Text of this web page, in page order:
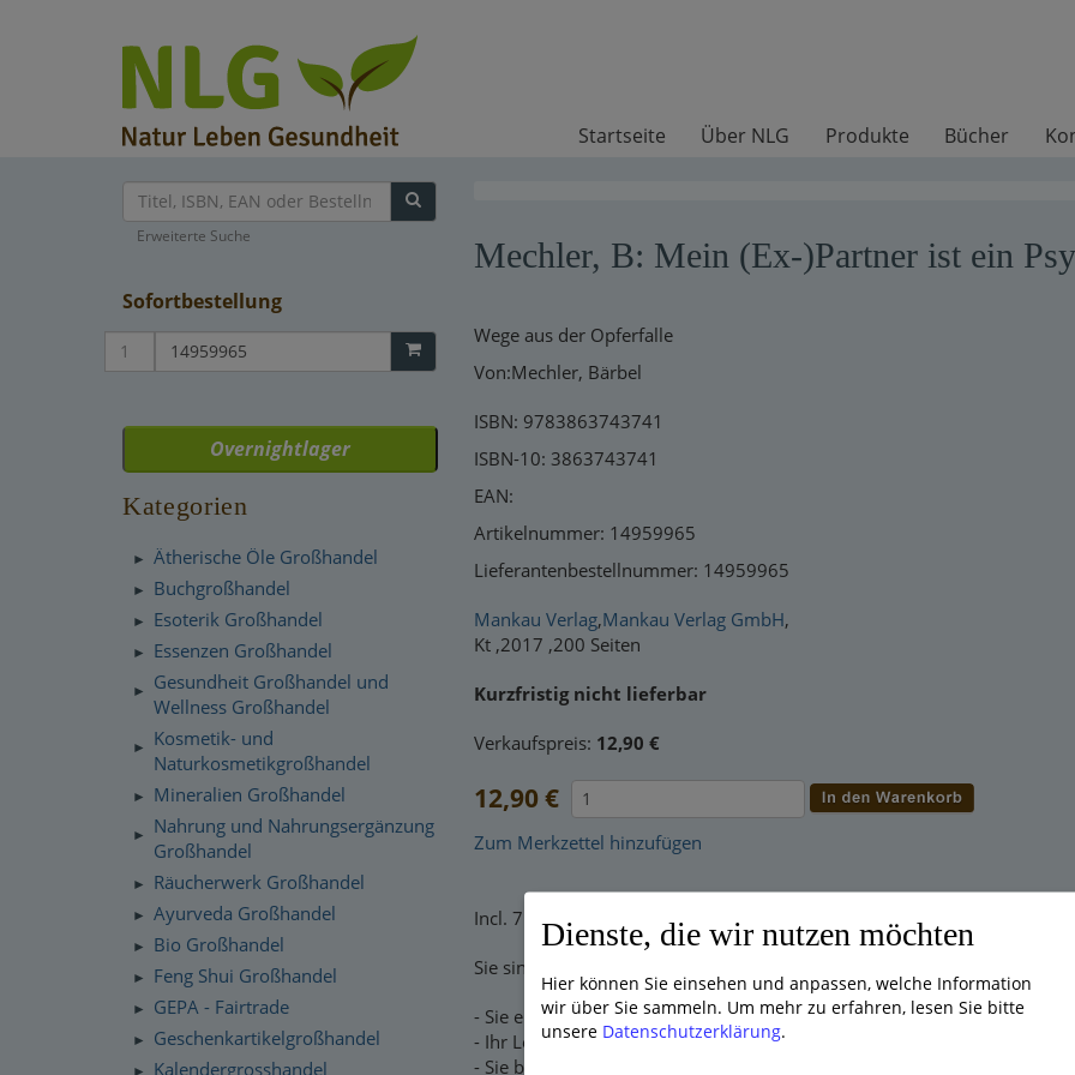
Startseite Über NLG Produkte Bücher
Erweiterte Suche
Sofortbestellung
Overnightlager
Kategorien
► Ätherische Öle Großhandel
► Buchgroßhandel
► Esoterik Großhandel
► Essenzen Großhandel
►
Gesundheit Großhandel und
Wellness Großhandel
►
Kosmetik- und
Naturkosmetikgroßhandel
► Mineralien Großhandel
►
Nahrung und Nahrungsergänzung
Großhandel
► Räucherwerk Großhandel
► Ayurveda Großhandel
► Bio Großhandel
► Feng Shui Großhandel
► GEPA - Fairtrade
► Geschenkartikelgroßhandel
►
Kalendergrosshandel
Mechler, B: Mein (Ex-)Partner ist ein
Wege aus der Opferfalle
Von:Mechler, Bärbel
ISBN: 9783863743741
ISBN-10: 3863743741
EAN:
Artikelnummer: 14959965
Lieferantenbestellnummer: 14959965
Mankau Verlag,Mankau Verlag GmbH,
Kt ,2017 ,200 Seiten
Kurzfristig nicht lieferbar
Verkaufspreis: 12,90 €
12,90 €
Zum Merkzettel hinzufügen
Incl. 7.00 % MWSt.
Sie sind Händler? Dann , um rabattierte
- Sie erkennen Ihren Partner nicht wieder und erfahren Kontrolle und
- Ihr Leben ist von emotionalem Missbrauch und Angst gezeichnet,
- Sie befürchten, dass eine Trennung neue hoch konflikthafte Räume
Dienste, die wir nutzen möchten
Hier können Sie einsehen und anpassen, welche Information
wir über Sie sammeln. Um mehr zu erfahren, lesen Sie bitte
unsere Datenschutzerklärung.